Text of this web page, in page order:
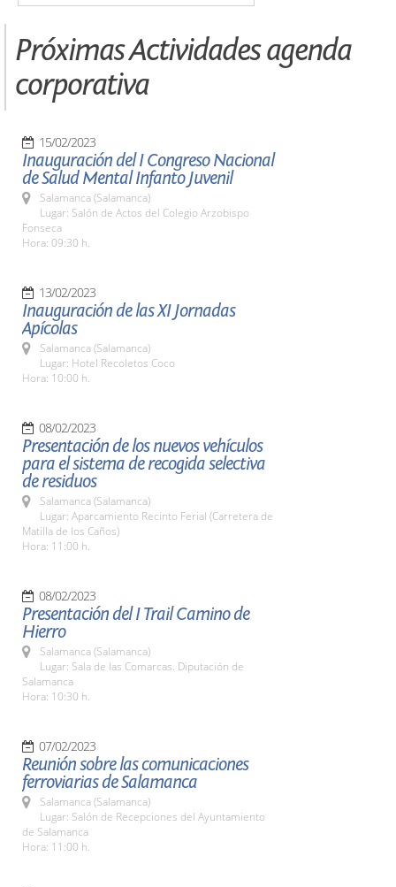
Próximas Actividades agenda
corporativa
15/02/2023
Inauguración del I Congreso Nacional
de Salud Mental Infanto Juvenil
Salamanca (Salamanca)
Lugar: Salón de Actos del Colegio Arzobispo
Fonseca
Hora: 09:30 h.
13/02/2023
Inauguración de las XI Jornadas
Apícolas
Salamanca (Salamanca)
Lugar: Hotel Recoletos Coco
Hora: 10:00 h.
08/02/2023
Presentación de los nuevos vehículos
para el sistema de recogida selectiva
de residuos
Salamanca (Salamanca)
Lugar: Aparcamiento Recinto Ferial (Carretera de
Matilla de los Caños)
Hora: 11:00 h.
08/02/2023
Presentación del I Trail Camino de
Hierro
Salamanca (Salamanca)
Lugar: Sala de las Comarcas. Diputación de
Salamanca
Hora: 10:30 h.
07/02/2023
Reunión sobre las comunicaciones
ferroviarias de Salamanca
Salamanca (Salamanca)
Lugar: Salón de Recepciones del Ayuntamiento
de Salamanca
Hora: 11:00 h.